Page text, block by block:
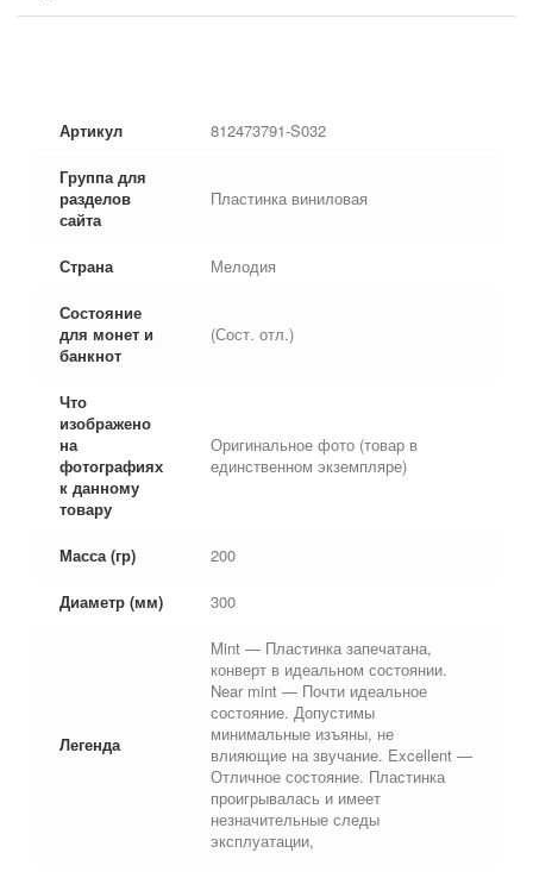
Артикул 812473791-S032
Группа для
разделов
сайта
Пластинка виниловая
Страна Мелодия
Состояние
для монет и
банкнот
(Сост. отл.)
Что
изображено
на
фотографиях
к данному
товару
Оригинальное фото (товар в
единственном экземпляре)
Масса (гр) 200
Диаметр (мм) 300
Легенда
Mint — Пластинка запечатана,
конверт в идеальном состоянии.
Near mint — Почти идеальное
состояние. Допустимы
минимальные изъяны, не
влияющие на звучание. Excellent —
Отличное состояние. Пластинка
проигрывалась и имеет
незначительные следы
эксплуатации,